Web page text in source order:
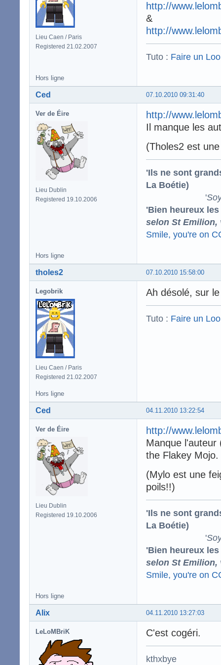
Lieu Caen / Paris
Registered 21.02.2007
http://
&
http://
Tuto : Faire un
Hors ligne
07.10.2010 09:31:40
Ced
Ver de Éire
Lieu Dublin
Registered 19.10.2006
http://
Il manque les
(Tholes2 est
'Ils ne sont
La Boétie)
'
'Bien heureux
selon St Emilion,
Smile, you're on
Hors ligne
07.10.2010 15:58:00
tholes2
Legobrik
Lieu Caen / Paris
Registered 21.02.2007
Ah désolé, sur
Tuto : Faire un
Hors ligne
04.11.2010 13:22:54
Ced
Ver de Éire
Lieu Dublin
Registered 19.10.2006
http://
Manque l'auteur
the Flakey Mojo.
(Mylo est une
poils!!)
'Ils ne sont
La Boétie)
'
'Bien heureux
selon St Emilion,
Smile, you're on
Hors ligne
04.11.2010 13:27:03
Alix
LeLoMBriK C'est cogéri.
kthxbye